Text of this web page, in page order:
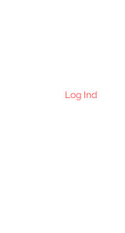
Log Ind